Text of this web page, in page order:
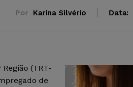
Por Karina Silvério Data:
(TRT-
de